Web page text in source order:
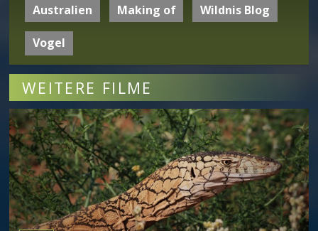
Australien Making of Wildnis Blog
Vogel
WEITERE FILME